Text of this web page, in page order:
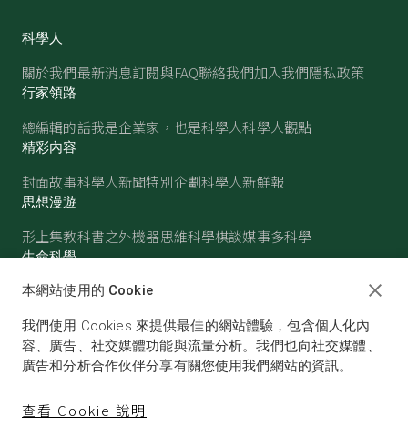
科學人
關於我們最新消息訂閱與FAQ聯絡我們加入我們隱私政策
行家領路
總編輯的話我是企業家，也是科學人科學人觀點
精彩內容
封面故事科學人新聞特別企劃科學人新鮮報
思想漫遊
形上集教科書之外機器思維科學棋談媒事多科學
生命科學
醫學古生物心理學生態學
物理 化學地球科學天文
本網站使用的 Cookie
我們使用 Cookies 來提供最佳的網站體驗，包含個人化內
容、廣告、社交媒體功能與流量分析。我們也向社交媒體、
廣告和分析合作伙伴分享有關您使用我們網站的資訊。
查看 Cookie 說明